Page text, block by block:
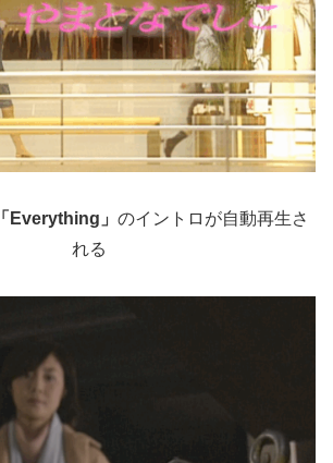
「Everything」 のイントロが自動再生さ
れる